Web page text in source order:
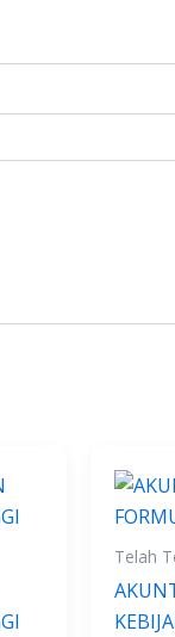
Telah